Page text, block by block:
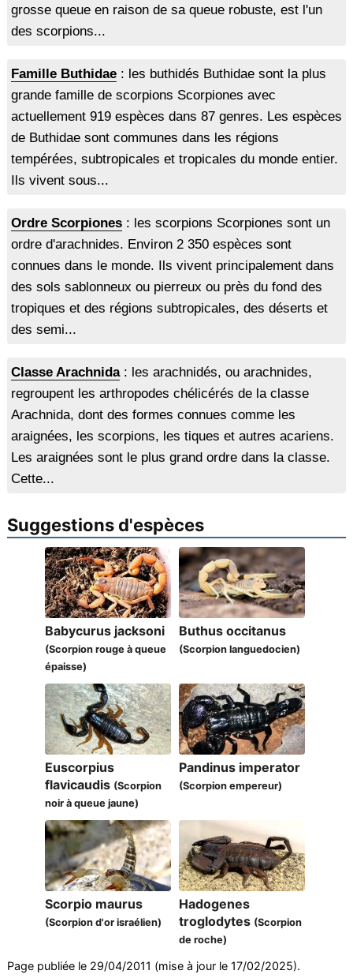
grosse queue en raison de sa queue robuste, est l'un
des scorpions...
Famille Buthidae: les buthidés Buthidae sont la plus
grande famille de scorpions Scorpiones avec
actuellement 919 espèces dans 87 genres. Les espèces
de Buthidae sont communes dans les régions
tempérées, subtropicales et tropicales du monde entier.
Ils vivent sous...
Ordre Scorpiones: les scorpions Scorpiones sont un
ordre d'arachnides. Environ 2 350 espèces sont
connues dans le monde. Ils vivent principalement dans
des sols sablonneux ou pierreux ou près du fond des
tropiques et des régions subtropicales, des déserts et
des semi...
Classe Arachnida: les arachnidés, ou arachnides,
regroupent les arthropodes chélicérés de la classe
Arachnida, dont des formes connues comme les
araignées, les scorpions, les tiques et autres acariens.
Les araignées sont le plus grand ordre dans la classe.
Cette...
Suggestions d'espèces
Babycurus jacksoni
(Scorpion rouge à queue
épaisse)
Buthus occitanus
(Scorpion languedocien)
Euscorpius
flavicaudis (Scorpion
noir à queue jaune)
Pandinus imperator
(Scorpion empereur)
Scorpio maurus
(Scorpion d'or israélien)
Hadogenes
troglodytes (Scorpion
de roche)
Page publiée le 29/04/2011 (mise à jour le 17/02/2025).